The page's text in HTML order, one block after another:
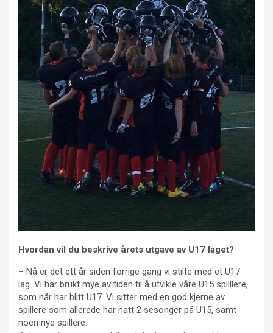
Hvordan vil du beskrive årets utgave av U17 laget?
– Nå er det ett år siden forrige gang vi stilte med et U17
lag. Vi har brukt mye av tiden til å utvikle våre U15 spilllere,
som når har blitt U17. Vi sitter med en god kjerne av
spillere som allerede har hatt 2 sesonger på U15, samt
noen nye spillere.